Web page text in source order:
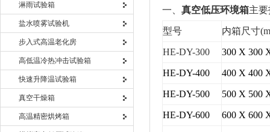
淋雨试验箱
盐水喷雾试验机
步入式高温老化房
高低温冷热冲击试验箱
快速升降温试验箱
真空干燥箱
高温精密烘烤箱
一、 真空低压环境箱主
型号 内箱尺寸
HE-DY-300 300 X 300
HE-DY-400 400 X 400
HE-DY-500 500 X 500
HE-DY-600 600 X 600